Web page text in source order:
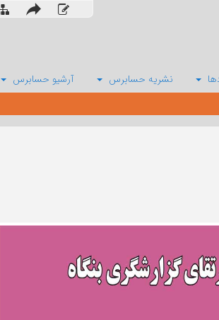
نشریه حسابرس آرشیو حسابرس